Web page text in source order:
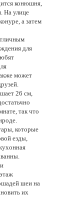
конюшня,
На улице
а затем
для
может
26 см,
так что
которые
езды,
шеи на
их